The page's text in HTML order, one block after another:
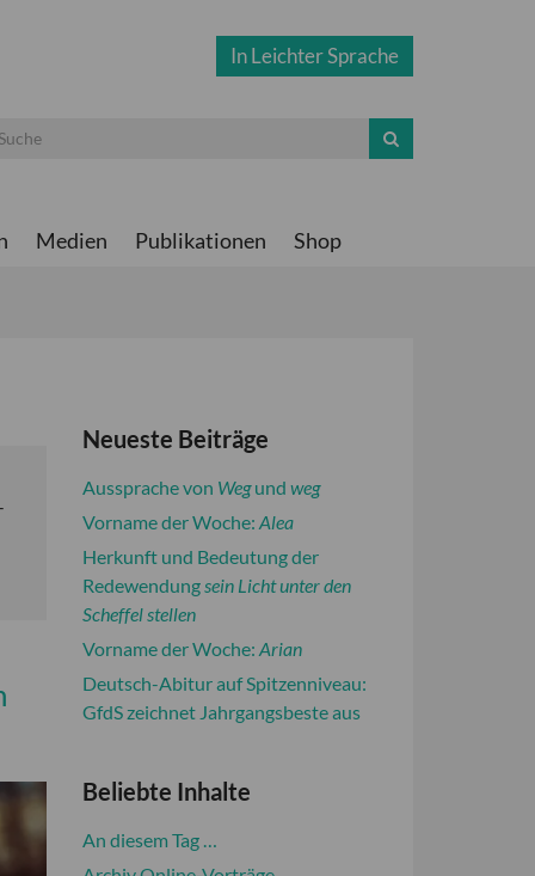
In Leichter Sprache
Medien Publikationen Shop
Neueste Beiträge
Aussprache von Wegund weg
Vorname der Woche: Alea
Herkunft und Bedeutung der
Redewendungsein Licht unter den
Scheffel stellen
Vorname der Woche: Arian
Deutsch-Abitur auf Spitzenniveau:
GfdS zeichnet Jahrgangsbeste aus
Beliebte Inhalte
An diesem Tag …